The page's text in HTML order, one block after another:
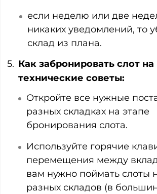
если неделю или две
никаких уведомлений, то
склад из плана.
Как забронировать слот
технические советы:
Откройте все нужные
разных складках на этапе
бронирования слота.
Используйте горячие
перемещения между
вам нужно поймать слоты
разных складов (в